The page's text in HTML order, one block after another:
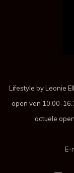
Lifestyle by Leonie
open van 10.00-
actuele
E-